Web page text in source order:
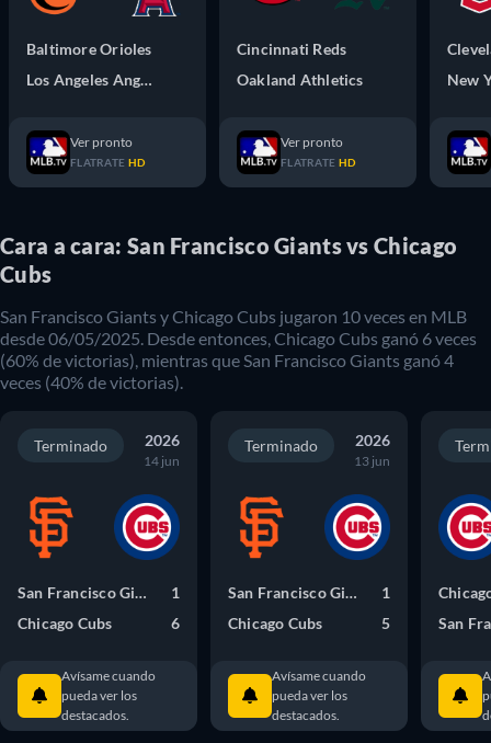
Baltimore Orioles
Los Angeles Angels
Ver pronto
FLATRATE HD
Cincinnati Reds
Oakland Athletics
Ver pronto
FLATRATE HD
New
Cara a cara: San Francisco Giants vs Chicago
Cubs
San Francisco Giants yChicago Cubs jugaron 10veces en MLB
desde06/05/2025 . Desde entonces, Chicago Cubs ganó 6veces
(60% de victorias), mientras que San Francisco Giants ganó4
veces (40% de victorias).
Terminado 2026
14 jun
San Francisco Giants
1
Chicago Cubs
6
Avísame cuando
pueda ver los
destacados.
Terminado 2026
13 jun
San Francisco Giants
1
Chicago Cubs
5
Avísame cuando
pueda ver los
destacados.